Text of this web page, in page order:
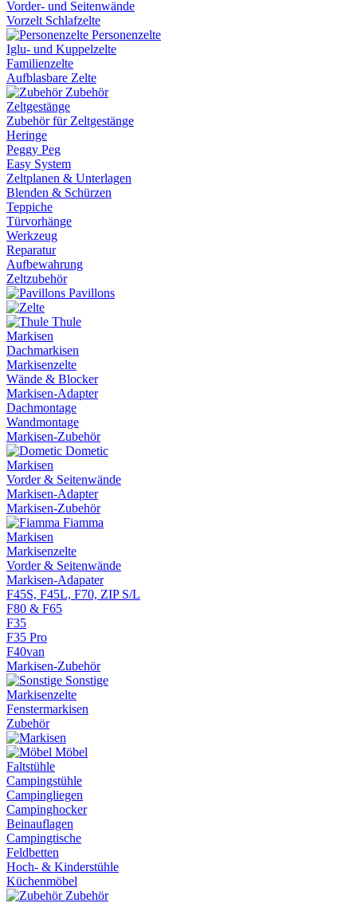
Vorder- und Seitenwände
Vorzelt Schlafzelte
Personenzelte
Iglu- und Kuppelzelte
Familienzelte
Aufblasbare Zelte
Zubehör
Zeltgestänge
Zubehör für Zeltgestänge
Heringe
Peggy Peg
Easy System
Zeltplanen & Unterlagen
Blenden & Schürzen
Teppiche
Türvorhänge
Werkzeug
Reparatur
Aufbewahrung
Zeltzubehör
Pavillons
Thule
Markisen
Dachmarkisen
Markisenzelte
Wände & Blocker
Markisen-Adapter
Dachmontage
Wandmontage
Markisen-Zubehör
Dometic
Markisen
Vorder & Seitenwände
Markisen-Adapter
Markisen-Zubehör
Fiamma
Markisen
Markisenzelte
Vorder & Seitenwände
Markisen-Adapater
F45S, F45L, F70, ZIP S/L
F80 & F65
F35
F35 Pro
F40van
Markisen-Zubehör
Sonstige
Markisenzelte
Fenstermarkisen
Zubehör
Möbel
Faltstühle
Campingstühle
Campingliegen
Campinghocker
Beinauflagen
Campingtische
Feldbetten
Hoch- & Kinderstühle
Küchenmöbel
Zubehör